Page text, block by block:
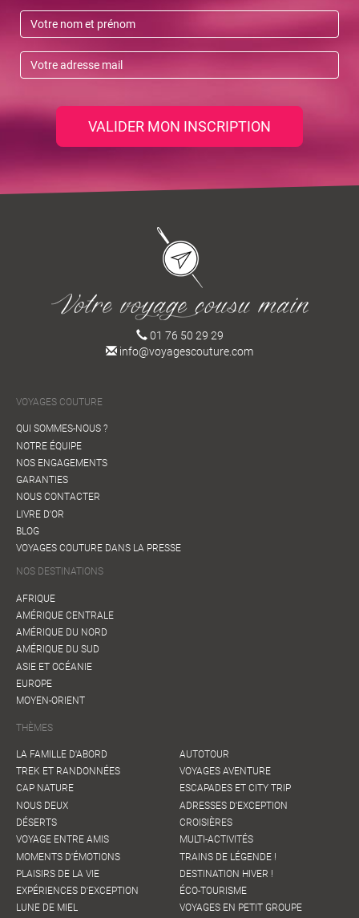
VALIDER MON INSCRIPTION
01 76 50 29 29
info@voyagescouture.com
VOYAGES COUTURE
QUI SOMMES-NOUS ?
NOTRE ÉQUIPE
NOS ENGAGEMENTS
GARANTIES
NOUS CONTACTER
LIVRE D'OR
BLOG
VOYAGES COUTURE DANS LA PRESSE
NOS DESTINATIONS
AFRIQUE
AMÉRIQUE CENTRALE
AMÉRIQUE DU NORD
AMÉRIQUE DU SUD
ASIE ET OCÉANIE
EUROPE
MOYEN-ORIENT
THÈMES
LA FAMILLE D'ABORD
TREK ET RANDONNÉES
CAP NATURE
NOUS DEUX
DÉSERTS
VOYAGE ENTRE AMIS
MOMENTS D'ÉMOTIONS
PLAISIRS DE LA VIE
EXPÉRIENCES D'EXCEPTION
LUNE DE MIEL
AUTOTOUR
VOYAGES AVENTURE
ESCAPADES ET CITY TRIP
ADRESSES D'EXCEPTION
CROISIÈRES
MULTI-ACTIVITÉS
TRAINS DE LÉGENDE !
DESTINATION HIVER !
ÉCO-TOURISME
VOYAGES EN PETIT GROUPE